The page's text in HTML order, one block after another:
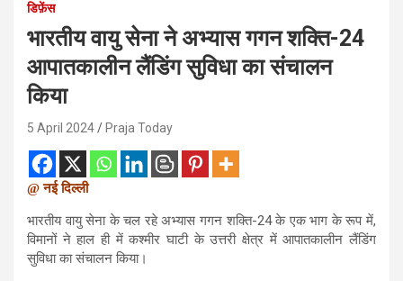
डिफ़ेंस
भारतीय वायु सेना ने अभ्यास गगन शक्ति-24
आपातकालीन लैंडिंग सुविधा का संचालन
किया
5 April 2024 Praja Today
@ नई दिल्ली
भारतीय वायु सेना के चल रहे अभ्यास गगन शक्ति-24 के एक भाग के रूप में,
विमानों ने हाल ही में कश्मीर घाटी के उत्तरी क्षेत्र में आपातकालीन लैंडिंग
सुविधा का संचालन किया।